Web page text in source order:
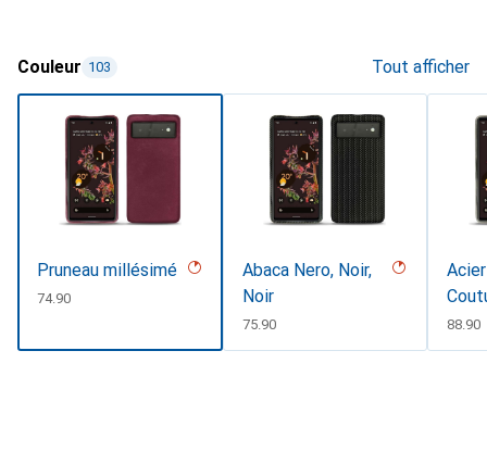
Couleur 103 Tout afficher
Pruneau millésimé
CHF
74.90
Abaca Nero, Noir,
Noir
CHF
75.90 CHF
88.90